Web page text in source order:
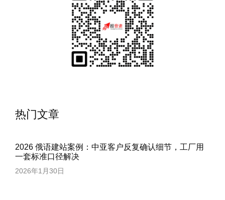
热门文章
2026 俄语建站案例：中亚客户反复确认细节，工厂用
一套标准口径解决
2026年1月30日